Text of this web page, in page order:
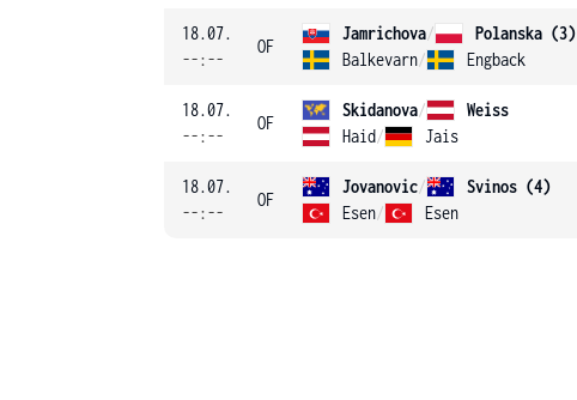
18.07.
--:--
OF
Jamrichova/
Polanska (3)
Balkevarn/ Engback
18.07.
--:--
OF
Skidanova/
Weiss
Haid/ Jais
18.07.
--:--
OF
Jovanovic/
Svinos (4)
Esen/ Esen